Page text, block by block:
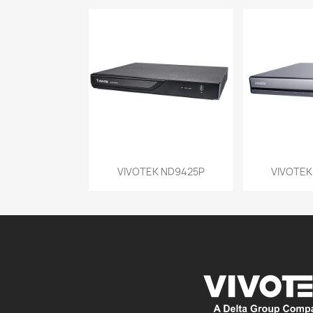
Vista rápida
VIVOTEK ND9425P 